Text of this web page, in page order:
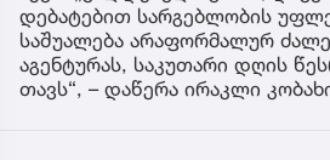
დებატებით სარგებლობის
საშუალება არაფორმალურ
აგენტურას, საკუთარი დღის
თავს“, – დაწერა ირაკლი